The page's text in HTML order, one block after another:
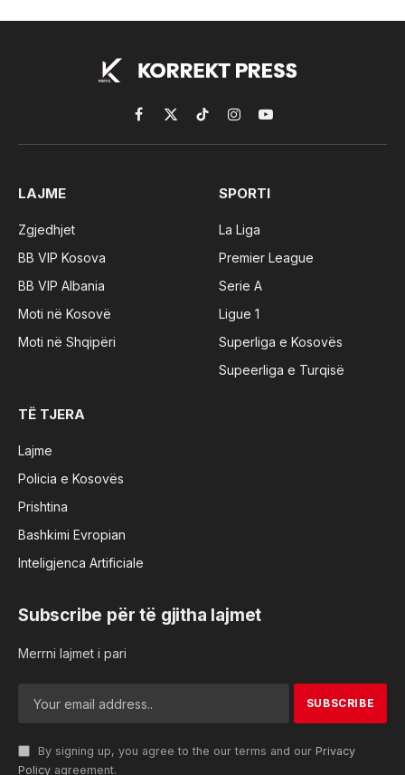
Facebook
X
(Twitter)
TikTokInstagramYouTube
LAJME
Zgjedhjet
BB VIP Kosova
BB VIP Albania
Moti në Kosovë
Moti në Shqipëri
SPORTI
La Liga
Premier League
Serie A
Ligue 1
Superliga e Kosovës
Supeerliga e Turqisë
TË TJERA
Lajme
Policia e Kosovës
Prishtina
Bashkimi Evropian
Inteligjenca Artificiale
Subscribe për të gjitha lajmet
Merrni lajmet i pari
By signing up, you agree to the our terms and our Privacy
Policy agreement.